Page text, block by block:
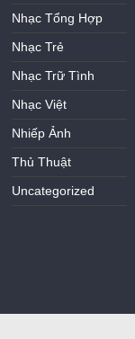
Nhạc Tổng Hợp
Nhạc Trẻ
Nhạc Trữ Tình
Nhạc Việt
Nhiếp Ảnh
Thủ Thuật
Uncategorized